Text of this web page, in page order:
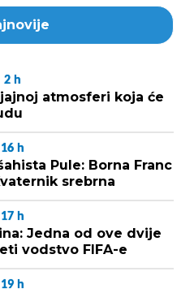
2 h
atmosferi koja će
16 h
Pule: Borna Franc
srebrna
17 h
Jedna od ove dvije
vodstvo FIFA-e
19 h